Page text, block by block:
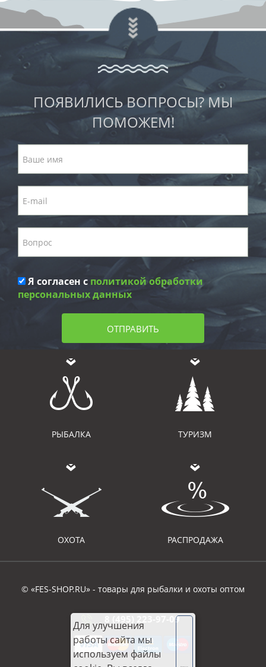
ПОЯВИЛИСЬ ВОПРОСЫ? МЫ
ПОМОЖЕМ!
Я согласен с политикой обработки
персональных данных
ОТПРАВИТЬ
РЫБАЛКА ТУРИЗМ
ОХОТА РАСПРОДАЖА
© «FES-SHOP.RU» - товары для рыбалки и охоты оптом
8 (495) 223-97-09
Для улучшения
работы сайта мы
используем файлы